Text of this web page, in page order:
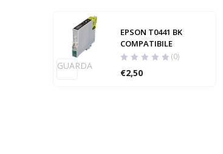
GUARDA
EPSON T0441 BK
COMPATIBILE
(0)
€2,50